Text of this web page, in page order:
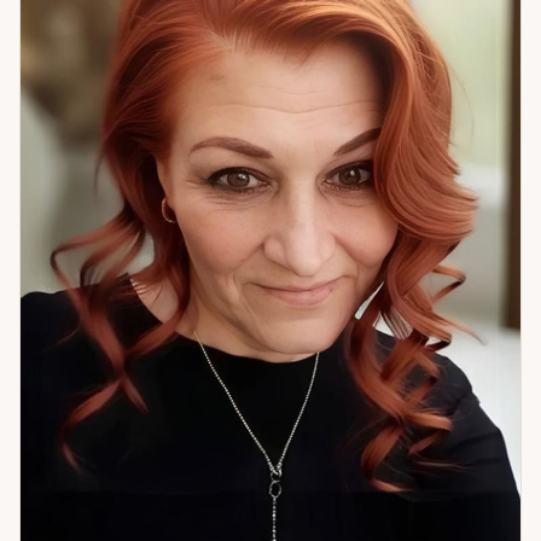
составляющих: глубокая аналитика символов и их связей,
интуитивное сопровождение, которое улавливает то, что
не вмещается в структуру, и помощь в принятии решения —
конкретный следующий шаг. Из практики: женщина в
кризисе бизнеса нашла точку разворота через работу с
картами — сейчас дело процветает. Девушка в поиске
отношений получила направление — встреча состоялась.
Это не предсказания. Это работа с причинами. Если вы
хотите разобраться в ситуации и найти путь вперёд —
приходите.